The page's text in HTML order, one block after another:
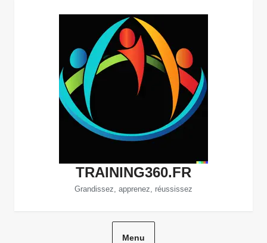
TRAINING360.FR
Grandissez, apprenez, réussissez
Menu